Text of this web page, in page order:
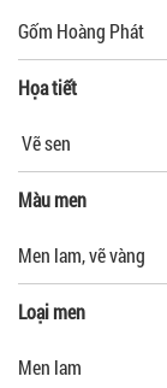
Gốm Hoàng Phát
Họa tiết
Vẽ sen
Màu men
Men lam, vẽ vàng
Loại men
Men lam